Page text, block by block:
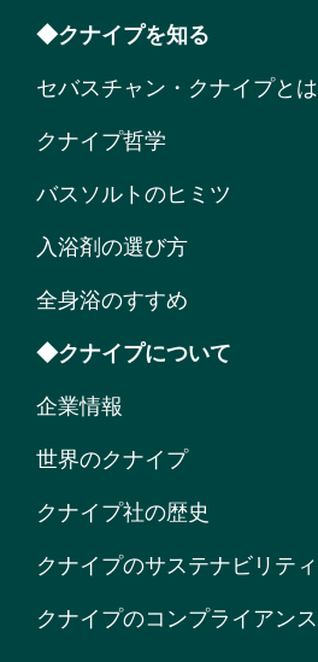
◆クナイプを知る
セバスチャン・クナイプとは
クナイプ哲学
バスソルトのヒミツ
入浴剤の選び方
全身浴のすすめ
◆クナイプについて
企業情報
世界のクナイプ
クナイプ社の歴史
クナイプのサステナビリティ
クナイプのコンプライアンス